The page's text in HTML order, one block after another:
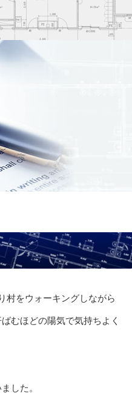
村をウォーキングしながら
むほどの陽気で気持ちよく
した。